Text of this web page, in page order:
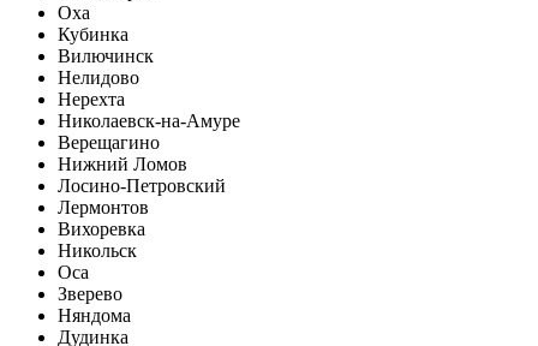
Оха
Кубинка
Вилючинск
Нелидово
Нерехта
Николаевск-на-Амуре
Верещагино
Нижний Ломов
Лосино-Петровский
Лермонтов
Вихоревка
Никольск
Оса
Зверево
Няндома
Дудинка